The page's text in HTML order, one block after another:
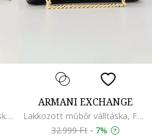
Liz keresztpántos műbőr táska dombornyomott logóval, Sötétbézs
ARMANI EXCHANGE
Lakkozott műbőr válltáska, Fekete
32.999 Ft - 7%